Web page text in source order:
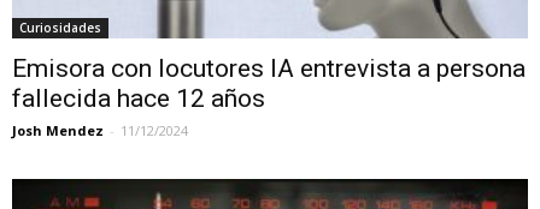
Curiosidades
Emisora con locutores IA entrevista a persona
fallecida hace 12 años
Josh Mendez - 11/12/2024